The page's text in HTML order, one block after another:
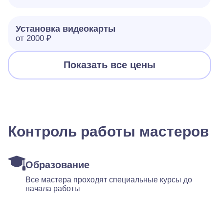
Установка видеокарты
от 2000 ₽
Показать все цены
Контроль работы мастеров
Образование
Все мастера проходят специальные курсы до
начала работы